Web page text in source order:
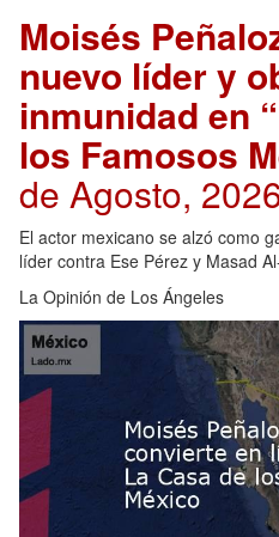
Moisés
nuevo líder y
inmunidad en
los Famosos
de Agosto,
El actor mexicano se alzó como
líder contra Ese Pérez y Masad
La Opinión de Los Ángeles